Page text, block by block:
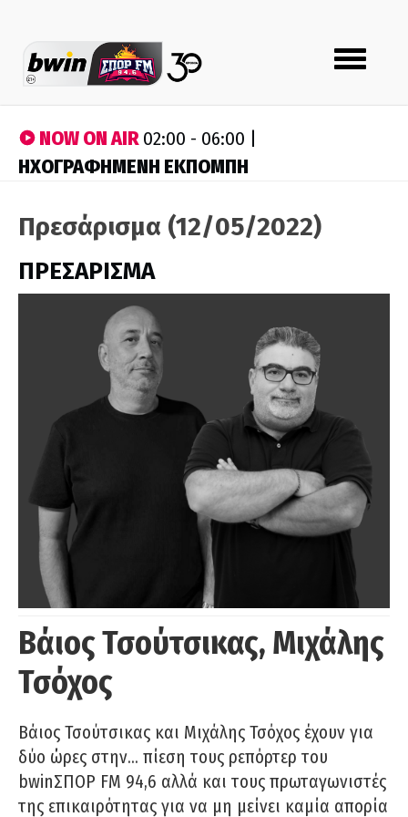
Toggle
navigation
NOW ON AIR02:00 - 06:00 |
ΗΧΟΓΡΑΦΗΜΕΝΗ ΕΚΠΟΜΠΗ
Πρεσάρισμα (12/05/2022)
ΠΡΕΣΑΡΙΣΜΑ
Βάιος Τσούτσικας, Μιχάλης
Τσόχος
Βάιος Τσούτσικας και Μιχάλης Τσόχος έχουν για
δύο ώρες στην… πίεση τους ρεπόρτερ του
bwinΣΠΟΡ FM 94,6 αλλά και τους πρωταγωνιστές
της επικαιρότητας για να μη μείνει καμία απορία